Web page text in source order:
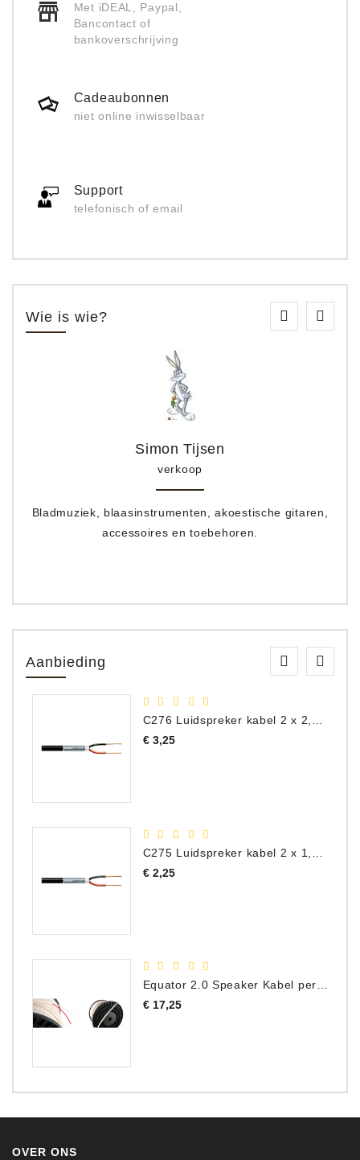
Met iDEAL, Paypal,
Bancontact of
bankoverschrijving
Cadeaubonnen
niet online inwisselbaar
Support
telefonisch of email
Wie is wie?
Simon Tijsen
verkoop
Bladmuziek, blaasinstrumenten, akoestische gitaren,
accessoires en toebehoren.
Aanbieding
C276 Luidspreker kabel 2 x 2,50 mm² (per meter)
€ 3,25Prijs
€ 2,25Prijs
Equator 2.0 Speaker Kabel per meter
€ 17,25Prijs
OVER ONS